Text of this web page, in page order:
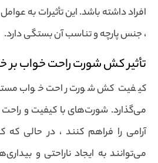
افراد داشته باشد. این تأثیرات به
، جنس پارچه و تناسب آن بستگی دارد.
تأثیر کش شورت راحت خواب بر
کیفیت کش شورت راحت خواب
می‌گذارد. شورت‌های با کیفیت و
آرامی را فراهم کنند ، در حالی
می‌توانند به ایجاد ناراحتی و